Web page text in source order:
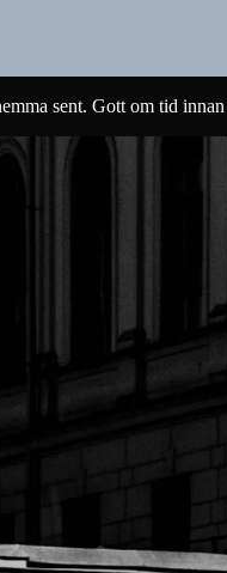
sent. Gott om tid